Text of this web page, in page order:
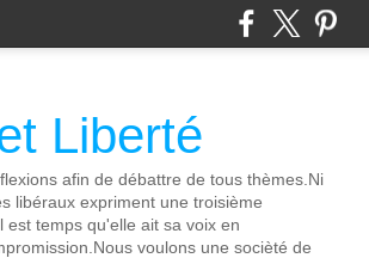
Liberté
afin de débattre de tous thèmes.Ni
libéraux expriment une troisième
temps qu'elle ait sa voix en
voulons une socièté de